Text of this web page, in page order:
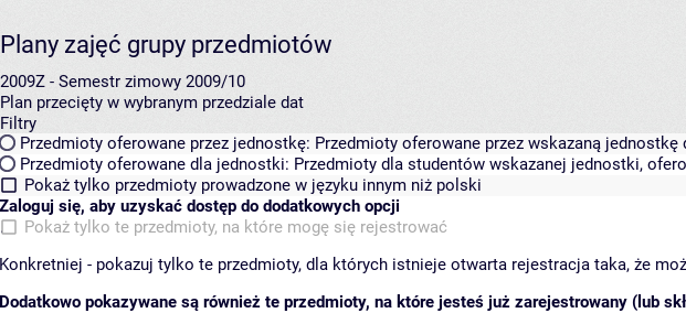
Plany zajęć grupy przedmiotów
2009Z - Semestr zimowy 2009/10
Plan przecięty w wybranym przedziale dat
Filtry
Przedmioty oferowane przez jednostkę: Przedmioty oferowane przez wskazaną
Przedmioty oferowane dla jednostki: Przedmioty dla studentów wskazanej jednostki,
Pokaż tylko przedmioty prowadzone w języku innym niż polski
Zaloguj się, aby uzyskać dostęp do dodatkowych opcji
Pokaż tylko te przedmioty, na które mogę się rejestrować
Konkretniej - pokazuj tylko te przedmioty, dla których istnieje otwarta rejestracja taka, że
Dodatkowo pokazywane są również te przedmioty, na które jesteś już zarejestrowany (lub